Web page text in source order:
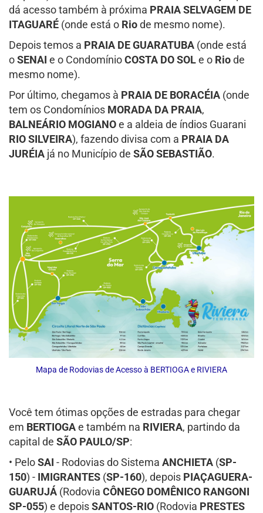
dá acesso também à próxima PRAIA SELVAGEM DE
ITAGUARÉ (onde está o Riode mesmo nome).
Depois temos a PRAIA DE GUARATUBA (onde está
oSENAI e o CondomínioCOSTA DO SOLe o Riode
mesmo nome).
Por último, chegamos à PRAIA DE BORACÉIA (onde
tem os Condomínios MORADA DA PRAIA,
BALNEÁRIO MOGIANOe a aldeia de índios Guarani
RIO SILVEIRA), fazendo divisa com a PRAIA DA
JURÉIA já no Município de SÃO SEBASTIÃO.
Mapa de Rodovias de Acesso à BERTIOGA e RIVIERA
Você tem ótimas opções de estradas para chegar
em BERTIOGAe também na RIVIERA, partindo da
capital de SÃO PAULO/SP:
• PeloSAI - Rodovias do Sistema ANCHIETA (SP-
150) - IMIGRANTES (SP-160), depois PIAÇAGUERA-
GUARUJÁ (Rodovia CÔNEGO DOMÊNICO RANGONI
SP-055) e depoisSANTOS-RIO (Rodovia PRESTES